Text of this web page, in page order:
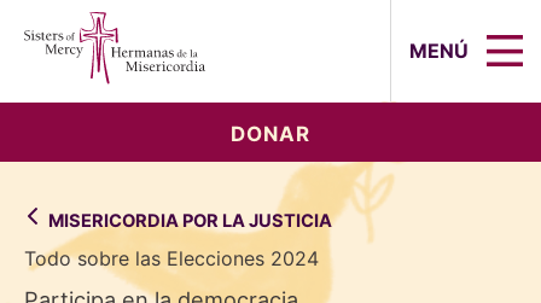
MENÚ
DONAR
MISERICORDIA POR LA JUSTICIA
Todo sobre las Elecciones 2024